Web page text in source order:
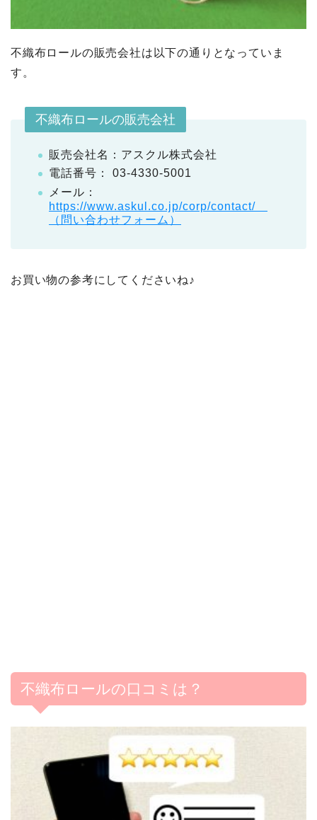
不織布ロールの販売会社は以下の通りとなっていま
す。
不織布ロールの販売会社
販売会社名：アスクル株式会社
電話番号： 03-4330-5001
メール：
https://www.askul.co.jp/corp/contact/
（問い合わせフォーム）
お買い物の参考にしてくださいね♪
不織布ロールの口コミは？